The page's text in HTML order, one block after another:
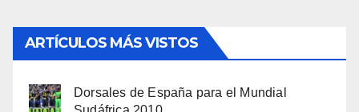
ARTÍCULOS MÁS VISTOS
Dorsales de España para el Mundial